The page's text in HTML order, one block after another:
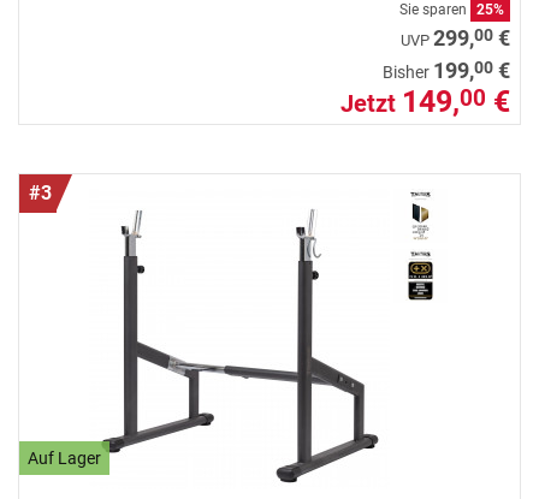
Sie sparen
25%
UVP 299,00 €
Bisher 199,00 €
Jetzt 149,00 €
#3
Auf Lager